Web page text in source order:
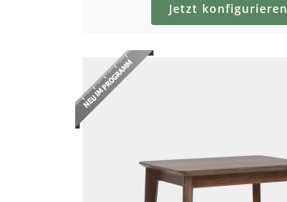
Jetzt konfigurieren